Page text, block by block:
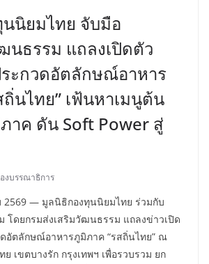
นิยมไทย จับมือ
นธรรม แถลงเปิดตัว
ะกวดอัตลักษณ์อาหาร
นไทย” เฟ้นหาเมนูต้น
าค ดัน Soft Power สู่
งบรรณาธิการ
2569 — มูลนิธิกองทุนนิยมไทย ร่วมกับ
โดยกรมส่งเสริมวัฒนธรรม แถลงข่าวเปิด
อัตลักษณ์อาหารภูมิภาค “รสถิ่นไทย” ณ
เขตบางรัก กรุงเทพฯ เพื่อรวบรวม ยก